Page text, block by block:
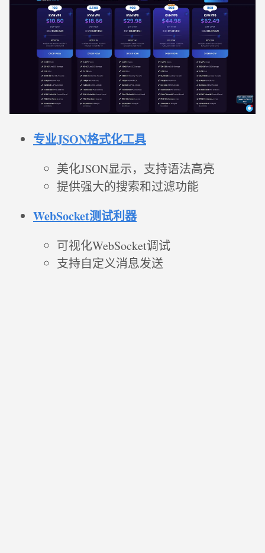
专业JSON格式化工具
美化JSON显示，支持语法高亮
提供强大的搜索和过滤功能
WebSocket测试利器
可视化WebSocket调试
支持自定义消息发送